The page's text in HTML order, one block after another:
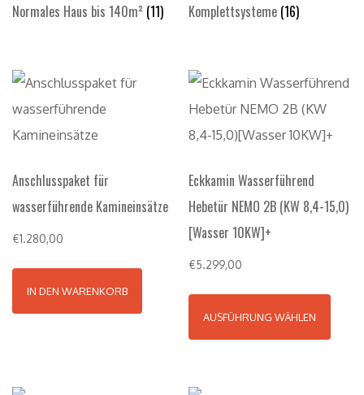
Normales Haus bis 140m² (11) Komplettsysteme (16)
Anschlusspaket für
wasserführende Kamineinsätze
€1.280,00
IN DEN WARENKORB
Eckkamin Wasserführend
Hebetür NEMO 2B (KW 8,4-15,0)
[Wasser 10KW]+
€5.299,00
AUSFÜHRUNG WÄHLEN